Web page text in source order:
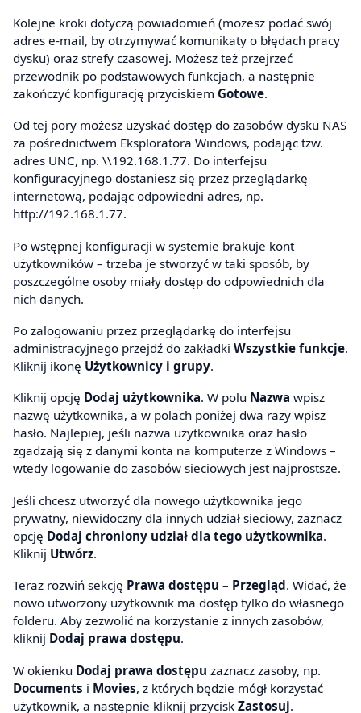
Kolejne kroki dotyczą powiadomień (możesz podać swój
adres e-mail, by otrzymywać komunikaty o błędach pracy
dysku) oraz strefy czasowej. Możesz też przejrzeć
przewodnik po podstawowych funkcjach, a następnie
zakończyć konfigurację przyciskiem Gotowe.
Od tej pory możesz uzyskać dostęp do zasobów dysku NAS
za pośrednictwem Eksploratora Windows, podając tzw.
adres UNC, np. \\192.168.1.77. Do interfejsu
konfiguracyjnego dostaniesz się przez przeglądarkę
internetową, podając odpowiedni adres, np.
http://192.168.1.77.
Po wstępnej konfiguracji w systemie brakuje kont
użytkowników – trzeba je stworzyć w taki sposób, by
poszczególne osoby miały dostęp do odpowiednich dla
nich danych.
Po zalogowaniu przez przeglądarkę do interfejsu
administracyjnego przejdź do zakładki Wszystkie funkcje.
Kliknij ikonę Użytkownicy i grupy.
Kliknij opcję Dodaj użytkownika. W polu Nazwa wpisz
nazwę użytkownika, a w polach poniżej dwa razy wpisz
hasło. Najlepiej, jeśli nazwa użytkownika oraz hasło
zgadzają się z danymi konta na komputerze z Windows –
wtedy logowanie do zasobów sieciowych jest najprostsze.
Jeśli chcesz utworzyć dla nowego użytkownika jego
prywatny, niewidoczny dla innych udział sieciowy, zaznacz
opcję Dodaj chroniony udział dla tego użytkownika.
Kliknij Utwórz.
Teraz rozwiń sekcję Prawa dostępu – Przegląd. Widać, że
nowo utworzony użytkownik ma dostęp tylko do własnego
folderu. Aby zezwolić na korzystanie z innych zasobów,
kliknij Dodaj prawa dostępu.
W okienku Dodaj prawa dostępu zaznacz zasoby, np.
Documents i Movies, z których będzie mógł korzystać
użytkownik, a następnie kliknij przycisk Zastosuj.